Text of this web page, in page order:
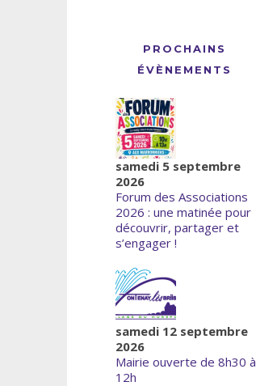
PROCHAINS
ÉVÈNEMENTS
samedi 5 septembre
2026
Forum des Associations
2026 : une matinée pour
découvrir, partager et
s’engager !
samedi 12 septembre
2026
Mairie ouverte de 8h30 à
12h